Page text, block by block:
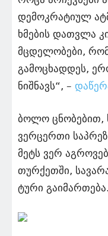
დემოკრატიულ
ხმების დათვლა
მცდელობები, რომ
გამოცხადდეს,
ნიშნავს“, –
ბოლო ცნობებით,
ვერცერთი
მეტს ვერ
თურქეთში,
ტური გაიმართება.